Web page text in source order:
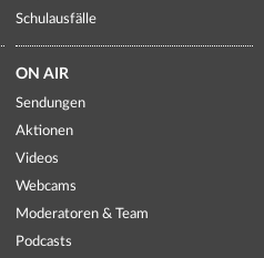
Schulausfälle
ON AIR
Sendungen
Aktionen
Videos
Webcams
Moderatoren & Team
Podcasts